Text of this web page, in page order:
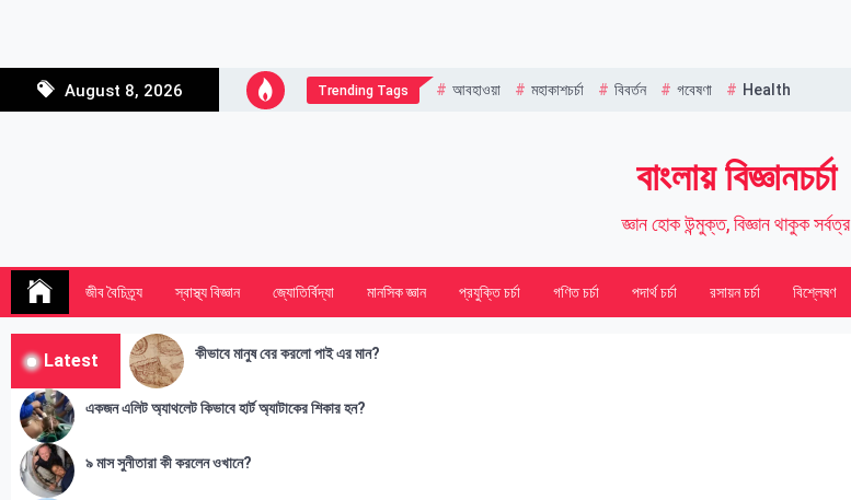
August 8, 2026
Trending Tags আবহাওয়া মহাকাশচর্চা বিবর্তন গবেষণা Health
বাংলায় বিজ্ঞানচর্চা
জ্ঞান হোক উন্মুক্ত, বিজ্ঞান থাকুক সর্বত্র
জীব বৈচিত্র্য স্বাস্থ্য বিজ্ঞান জ্যোতির্বিদ্যা মানসিক জ্ঞান প্রযুক্তি চর্চা গণিত চর্চা পদার্থ চর্চা রসায়ন চর্চা বিশ্লেষণ
Latest কীভাবে মানুষ বের করলো পাই এর মান?
একজন এলিট অ্যাথলেট কিভাবে হার্ট অ্যাটাকের শিকার হন?
৯ মাস সুনীতারা কী করলেন ওখানে?